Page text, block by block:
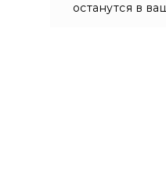
останутся в